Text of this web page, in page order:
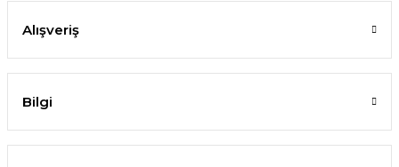
Alışveriş
Bilgi